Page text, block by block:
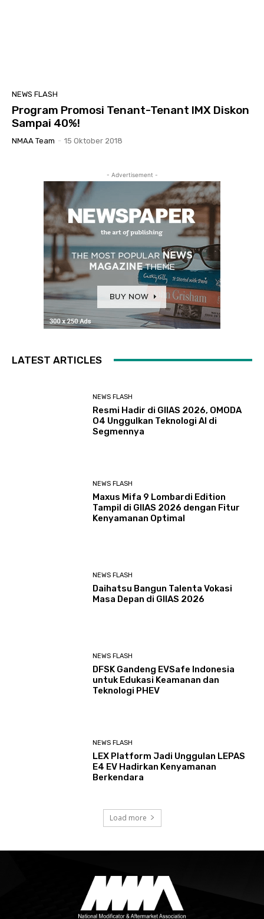
NEWS FLASH
Program Promosi Tenant-Tenant IMX Diskon
Sampai 40%!
NMAA Team - 15 Oktober 2018
- Advertisement -
LATEST ARTICLES
NEWS FLASH
Resmi Hadir di GIIAS 2026, OMODA
O4 Unggulkan Teknologi AI di
Segmennya
NEWS FLASH
Maxus Mifa 9 Lombardi Edition
Tampil di GIIAS 2026 dengan Fitur
Kenyamanan Optimal
NEWS FLASH
Daihatsu Bangun Talenta Vokasi
Masa Depan di GIIAS 2026
NEWS FLASH
DFSK Gandeng EVSafe Indonesia
untuk Edukasi Keamanan dan
Teknologi PHEV
NEWS FLASH
LEX Platform Jadi Unggulan LEPAS
E4 EV Hadirkan Kenyamanan
Berkendara
Load more